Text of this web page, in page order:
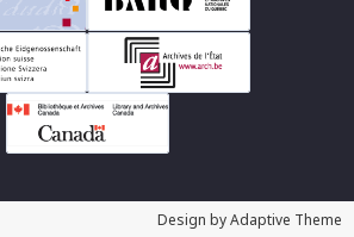
Design by Adaptive Theme